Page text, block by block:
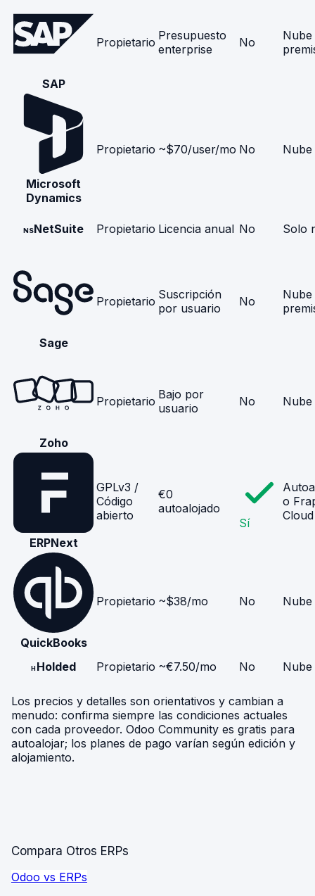
SAP
Propietario Presupuesto
enterprise
No
Microsoft
Dynamics
Propietario ~$70/user/mo No Nube
NSNetSuite Propietario Licencia anual No Solo
Sage
Propietario Suscripción
por usuario
No
Zoho
Propietario Bajo por
usuario
No Nube
ERPNext
GPLv3 /
Código
abierto
€0
autoalojado
Sí
o
Cloud
QuickBooks
Propietario ~$38/mo No Nube
HHolded Propietario ~€7.50/mo No Nube
Los precios y detalles son orientativos y cambian a
menudo: confirma siempre las condiciones actuales
con cada proveedor. Odoo Community es gratis para
autoalojar; los planes de pago varían según edición y
alojamiento.
Compara Otros ERPs
Odoo vs ERPs